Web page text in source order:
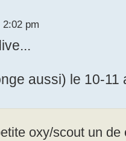
pm
aussi) le 10-11
oxy/scout un de